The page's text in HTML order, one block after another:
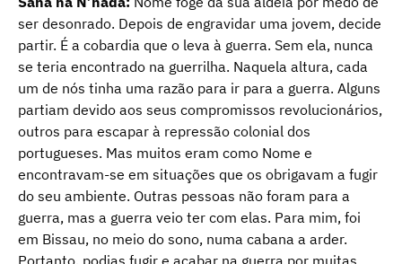
ser desonrado. Depois de engravidar uma jovem, decide
partir. É a cobardia que o leva à guerra. Sem ela, nunca
se teria encontrado na guerrilha. Naquela altura, cada
um de nós tinha uma razão para ir para a guerra. Alguns
partiam devido aos seus compromissos revolucionários,
outros para escapar à repressão colonial dos
portugueses. Mas muitos eram como Nome e
encontravam-se em situações que os obrigavam a fugir
do seu ambiente. Outras pessoas não foram para a
guerra, mas a guerra veio ter com elas. Para mim, foi
em Bissau, no meio do sono, numa cabana a arder.
Portanto, podias fugir e acabar na guerra por muitas